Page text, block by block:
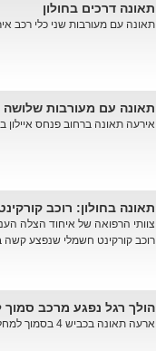
תאונה דרכים בחולון
תאונה עם מעורבות שני כלי רכב
תאונה עם מעורבות שלושה
אירעה תאונה ברחוב פנחס איילון
תאונה בחולון: רוכב
רוכב קורקינט חשמלי שנפצע קשה
הולך רגל נפגע מרכב סמוך
ארעה תאונה בכביש 4 בסמוך למחלף חולון